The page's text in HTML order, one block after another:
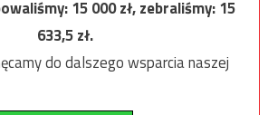
15 000zł, zebraliśmy:15
633,5zł.
do dalszego wsparcia naszej